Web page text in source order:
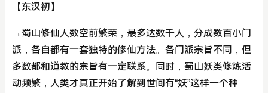
【东汉初】
→蜀山修仙人数空前繁荣，最多达数千人，分成数百小门
派，各自都有一套独特的修仙方法。各门派宗旨不同，但
多数都和道教的宗旨有一定联系。同时，蜀山妖类修炼活
动频繁，人类才真正开始了解到世间有“妖”这样一个种